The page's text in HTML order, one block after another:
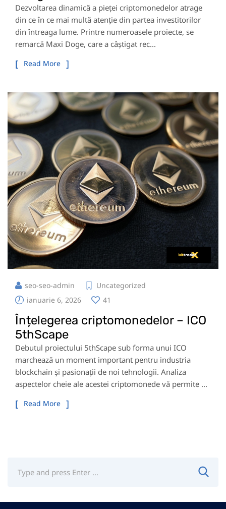
Dezvoltarea dinamică a pieței criptomonedelor atrage
din ce în ce mai multă atenție din partea investitorilor
din întreaga lume. Printre numeroasele proiecte, se
remarcă Maxi Doge, care a câștigat rec...
Read More
seo-seo-admin
Uncategorized
ianuarie 6, 2026
41
Înțelegerea criptomonedelor – ICO
5thScape
Debutul proiectului 5thScape sub forma unui ICO
marchează un moment important pentru industria
blockchain și pasionații de noi tehnologii. Analiza
aspectelor cheie ale acestei criptomonede vă permite ...
Read More